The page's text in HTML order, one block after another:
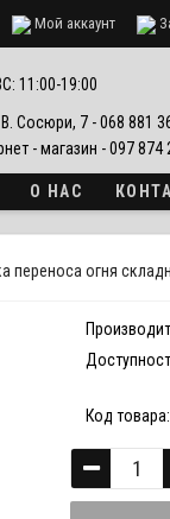
Мой аккаунт
11:00-19:00
Сосюри, 7 - 068 881
- магазин - 097
О НАС
переноса огня
Код товара: